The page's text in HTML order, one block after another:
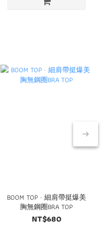
BOOM TOP · 細肩帶挺爆美
胸無鋼圈BRA TOP
NT$680